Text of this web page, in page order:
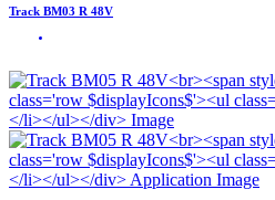
Track BM03 R 48V